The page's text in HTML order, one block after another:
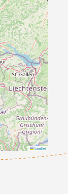
Leaflet